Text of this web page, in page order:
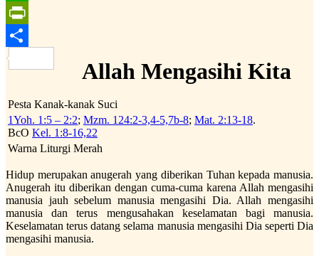
WhatsApp
PrintFriendly
Allah Mengasihi Kita
Pesta Kanak-kanak Suci
1Yoh. 1:5 – 2:2; Mzm. 124:2-3,4-5,7b-8; Mat. 2:13-18.
BcO Kel. 1:8-16,22
Warna Liturgi Merah
Hidup merupakan anugerah yang diberikan Tuhan kepada manusia.
Anugerah itu diberikan dengan cuma-cuma karena Allah mengasihi
manusia jauh sebelum manusia mengasihi Dia. Allah mengasihi
manusia dan terus mengusahakan keselamatan bagi manusia.
Keselamatan terus datang selama manusia mengasihi Dia seperti Dia
mengasihi manusia.